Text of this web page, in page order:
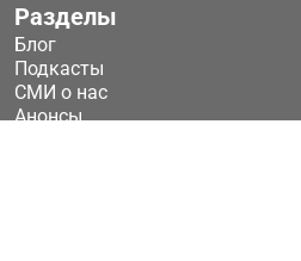
Разделы
Блог
Подкасты
СМИ о нас
Анонсы